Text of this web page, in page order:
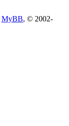
MyBB, © 2002-